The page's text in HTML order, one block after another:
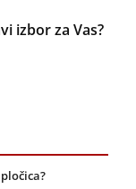
izbor za Vas?